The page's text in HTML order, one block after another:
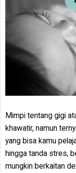
Mimpi tentang gigi
khawatir, namun
yang bisa kamu
hingga tanda stres,
mungkin berkaitan